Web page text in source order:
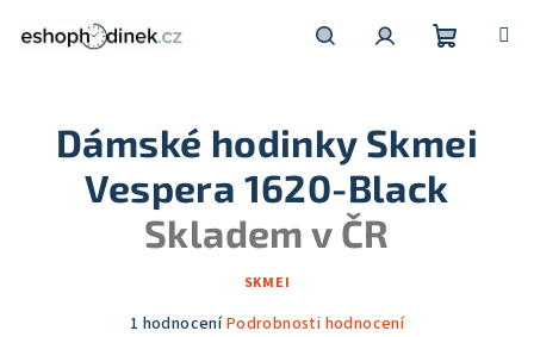
košík
Dámské hodinky Skmei
Vespera 1620-Black
Skladem v ČR
SKMEI
Průměrné
1 hodnoceníPodrobnosti hodnocení